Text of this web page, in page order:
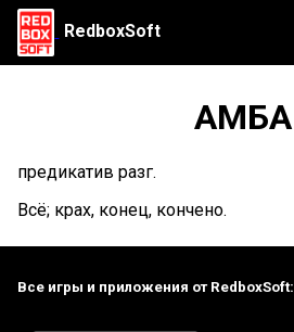
RedboxSoft
АМБА
предикатив разг.
Всё; крах, конец, кончено.
Все игры и приложения от RedboxSoft: